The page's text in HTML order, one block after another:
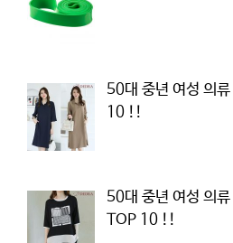
50대 중년 여성 의
10 !!
50대 중년 여성 의
TOP 10 !!